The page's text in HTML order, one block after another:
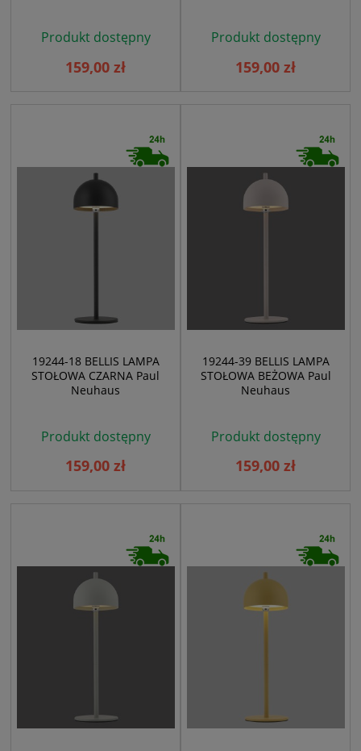
Produkt dostępny
159,00 zł
Produkt dostępny
159,00 zł
19244-18 BELLIS LAMPA
STOŁOWA CZARNA Paul
Neuhaus
Produkt dostępny
159,00 zł
19244-39 BELLIS LAMPA
STOŁOWA BEŻOWA Paul
Neuhaus
Produkt dostępny
159,00 zł